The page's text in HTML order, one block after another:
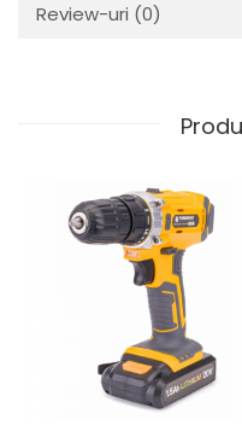
Review-uri (0)